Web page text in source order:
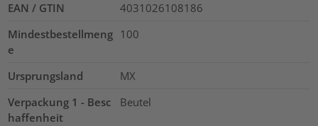
EAN / GTIN
4031026108186
Mindestbestellmeng
e
100
Ursprungsland
MX
Verpackung 1 - Besc
haffenheit
Beutel